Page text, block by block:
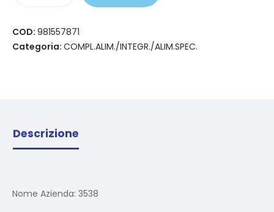
COD: 981557871
Categoria: COMPL.ALIM./INTEGR./ALIM.SPEC.
Descrizione
Nome Azienda: 3538